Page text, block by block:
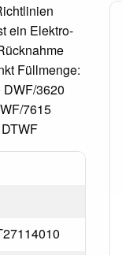
ein Elektro-
Füllmenge:
3620
7615